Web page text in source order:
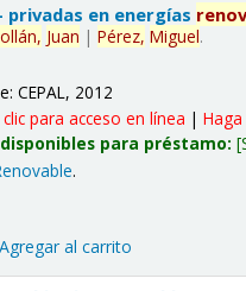
privadas en energías
Juan |Pérez, Miguel.
CEPAL, 2012
para acceso en línea |
para préstamo:
.
Agregar al carrito